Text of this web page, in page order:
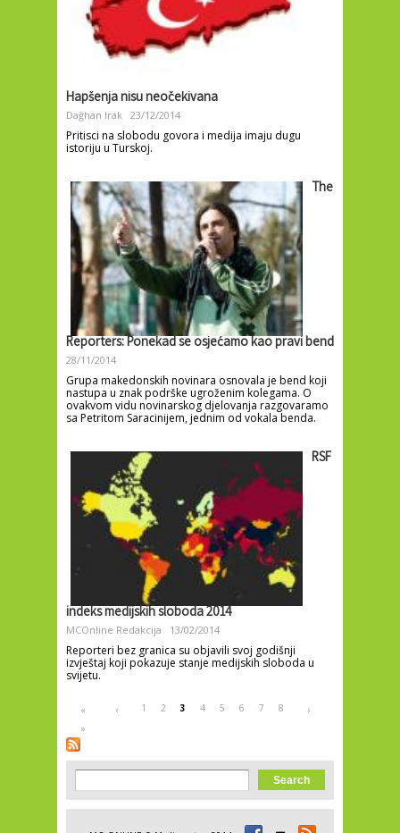
Hapšenja nisu neočekivana
Dağhan Irak 23/12/2014
Pritisci na slobodu govora i medija imaju dugu
istoriju u Turskoj.
The
Reporters: Ponekad se osjećamo kao pravi bend
28/11/2014
Grupa makedonskih novinara osnovala je bend koji
nastupa u znak podrške ugroženim kolegama. O
ovakvom vidu novinarskog djelovanja razgovaramo
sa Petritom Saracinijem, jednim od vokala benda.
RSF
indeks medijskih sloboda 2014
MCOnline Redakcija 13/02/2014
Reporteri bez granica su objavili svoj godišnji
izvještaj koji pokazuje stanje medijskih sloboda u
svijetu.
Pages
« ‹ 1 2 3 4 5 6 7 8
›
»
Search form
Search